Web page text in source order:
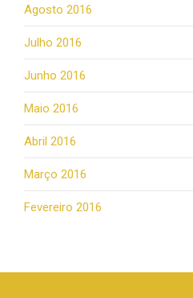
Agosto 2016
Julho 2016
Junho 2016
Maio 2016
Abril 2016
Março 2016
Fevereiro 2016